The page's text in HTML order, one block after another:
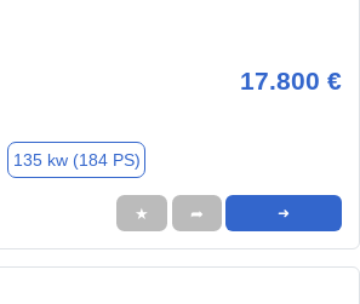
17.800 €
135 kw (184 PS)
★ ➦ ➜